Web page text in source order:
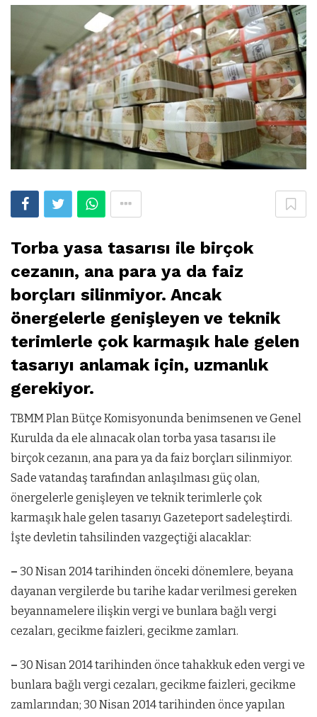
Torba yasa tasarısı ile birçok
cezanın, ana para ya da faiz
borçları silinmiyor. Ancak
önergelerle genişleyen ve teknik
terimlerle çok karmaşık hale gelen
tasarıyı anlamak için, uzmanlık
gerekiyor.
TBMM Plan Bütçe Komisyonunda benimsenen ve Genel
Kurulda da ele alınacak olan torba yasa tasarısı ile
birçok cezanın, ana para ya da faiz borçları silinmiyor.
Sade vatandaş tarafından anlaşılması güç olan,
önergelerle genişleyen ve teknik terimlerle çok
karmaşık hale gelen tasarıyı Gazeteport sadeleştirdi.
İşte devletin tahsilinden vazgeçtiği alacaklar:
– 30 Nisan 2014 tarihinden önceki dönemlere, beyana
dayanan vergilerde bu tarihe kadar verilmesi gereken
beyannamelere ilişkin vergi ve bunlara bağlı vergi
cezaları, gecikme faizleri, gecikme zamları.
– 30 Nisan 2014 tarihinden önce tahakkuk eden vergi ve
bunlara bağlı vergi cezaları, gecikme faizleri, gecikme
zamlarından; 30 Nisan 2014 tarihinden önce yapılan